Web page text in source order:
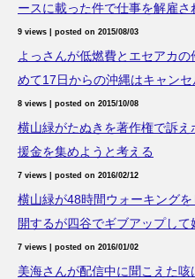
ースに載った件で仕事を解雇さ
9 views posted on 2015/08/03
よっさんが低燃費とエセアカ
めて17日からの沖縄はキャンセ
8 views posted on 2015/10/08
横山緑がたぬきを著作権で訴
援金を集めようと考える
7 views posted on 2016/02/12
横山緑が48時間ウォーキング
開するが四谷でギブアップして
7 views posted on 2016/01/02
美海さんが配信中に聞こえた